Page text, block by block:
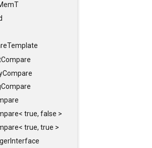
true, false >
true, true >